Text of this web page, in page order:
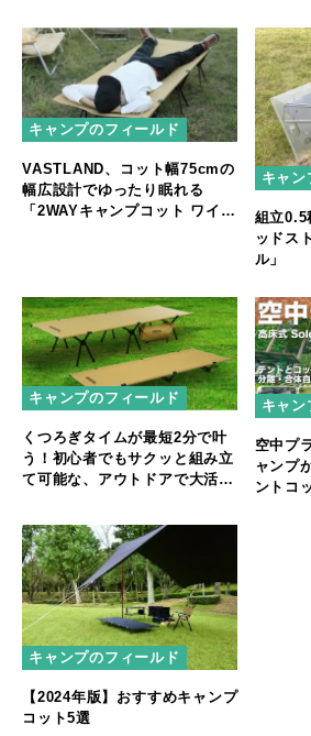
キャンプのフィールド
VASTLAND、コット幅75cmの
幅広設計でゆったり眠れる
「2WAYキャンプコット ワイド
キャン
組立0.5
ッドス
ル」
キャンプのフィールド
くつろぎタイムが最短2分で叶
う！初心者でもサクッと組み立
て可能な、アウトドアで大活躍
ロー2WAYコット」
キャン
空中プ
ャンプ
ントコ
キャンプのフィールド
【2024年版】おすすめキャンプ
コット5選